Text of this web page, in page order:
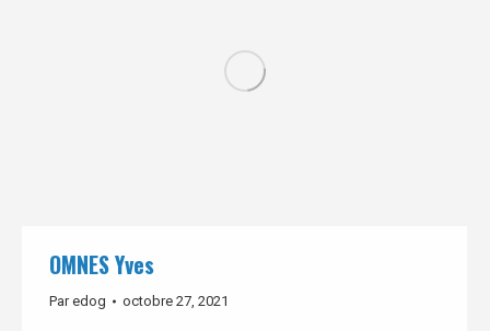
OMNES Yves
Paredog octobre 27, 2021